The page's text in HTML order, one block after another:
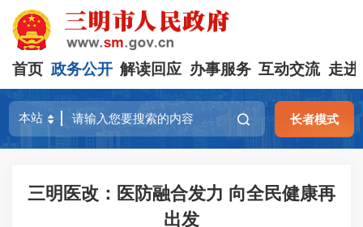
首页 政务公开 解读回应 办事服务 互动交流 走进
长者模式
三明医改：医防融合发力 向全民健康再
出发